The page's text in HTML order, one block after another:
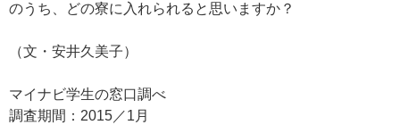
のうち、どの寮に入れられると思いますか？
（文・安井久美子）
マイナビ学生の窓口調べ
調査期間：2015／1月